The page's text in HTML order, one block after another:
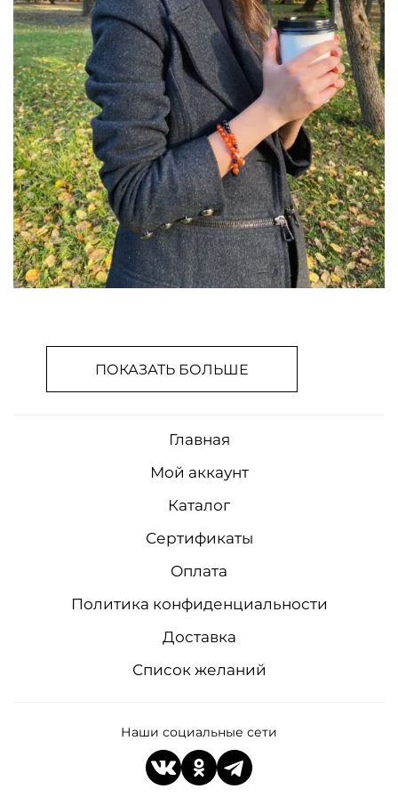
ПОКАЗАТЬ БОЛЬШЕ
Главная
Мой аккаунт
Каталог
Сертификаты
Оплата
Политика конфиденциальности
Доставка
Список желаний
Наши социальные сети